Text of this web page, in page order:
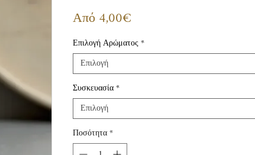
Από4,00€
Έκπτωσης
Επιλογή Αρώματος*
Επιλογή
Συσκευασία*
Επιλογή
Ποσότητα*